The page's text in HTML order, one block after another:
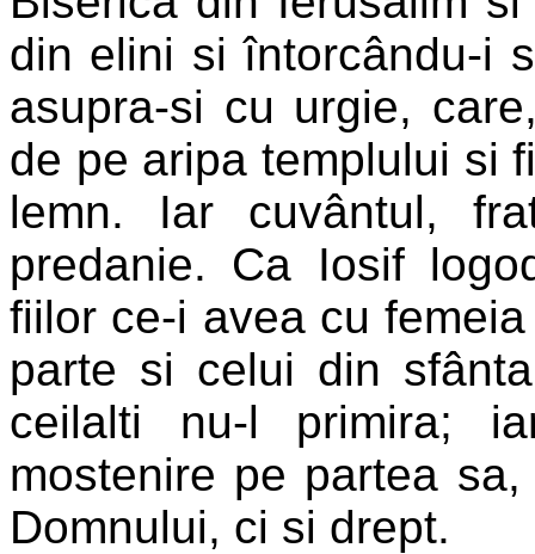
din elini si întorcându-i
asupra-si cu urgie,
de pe aripa templului si
lemn. Iar cuvântul,
predanie. Ca Iosif
fiilor ce-i avea cu
parte si celui din
ceilalti nu-l primira;
mostenire pe partea
Domnului, ci si drept.